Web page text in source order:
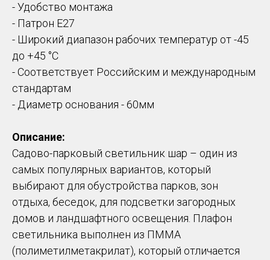
- Удобство монтажа
- Патрон Е27
- Широкий диапазон рабочих температур от -45
до +45 °С
- Соответствует Российским и международным
стандартам
- Диаметр основания - 60мм
Описание:
Садово-парковый светильник шар – один из
самых популярных вариантов, который
выбирают для обустройства парков, зон
отдыха, беседок, для подсветки загородных
домов и ландшафтного освещения. Плафон
светильника выполнен из ПММА
(полиметилметакрилат), который отличается